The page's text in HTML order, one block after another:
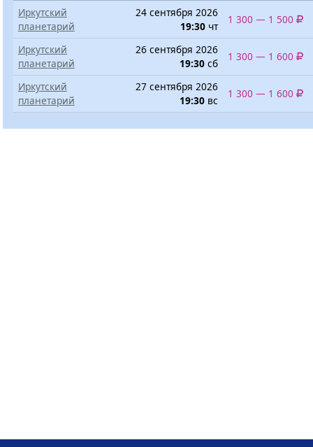
Иркутский
планетарий
24 сентября 2026
19:30 чт
1 300 — 1 500
Иркутский
планетарий
26 сентября 2026
19:30 сб
1 300 — 1 600
Иркутский
планетарий
27 сентября 2026
19:30 вс
1 300 — 1 600